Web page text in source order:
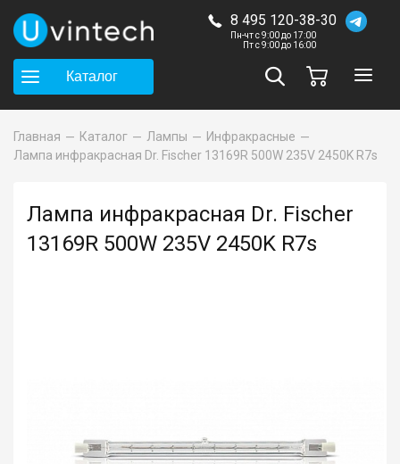
8 495 120-38-30
Пн-чт с 9:00 до 17:00
Пт с 9:00 до 16:00
Каталог
Главная Каталог Лампы
Инфракрасные
Лампа инфракрасная Dr. Fischer 13169R 500W 235V 2450K R7s
Лампа инфракрасная Dr. Fischer
13169R 500W 235V 2450K R7s